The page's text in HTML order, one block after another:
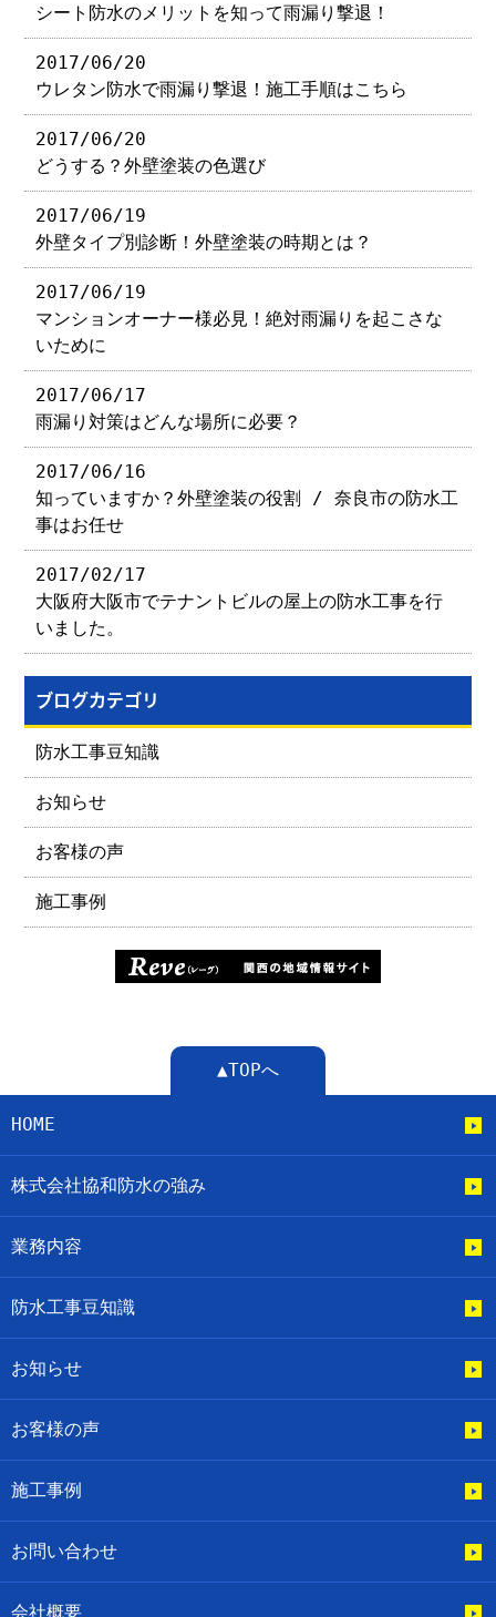
シート防水のメリットを知って雨漏り撃退！
2017/06/20
ウレタン防水で雨漏り撃退！施工手順はこちら
2017/06/20
どうする？外壁塗装の色選び
2017/06/19
外壁タイプ別診断！外壁塗装の時期とは？
2017/06/19
マンションオーナー様必見！絶対雨漏りを起こさな
いために
2017/06/17
雨漏り対策はどんな場所に必要？
2017/06/16
知っていますか？外壁塗装の役割 / 奈良市の防水工
事はお任せ
2017/02/17
大阪府大阪市でテナントビルの屋上の防水工事を行
いました。
ブログカテゴリ
防水工事豆知識
お知らせ
お客様の声
施工事例
▲TOPへ
HOME
株式会社協和防水の強み
業務内容
防水工事豆知識
お知らせ
お客様の声
施工事例
お問い合わせ
会社概要